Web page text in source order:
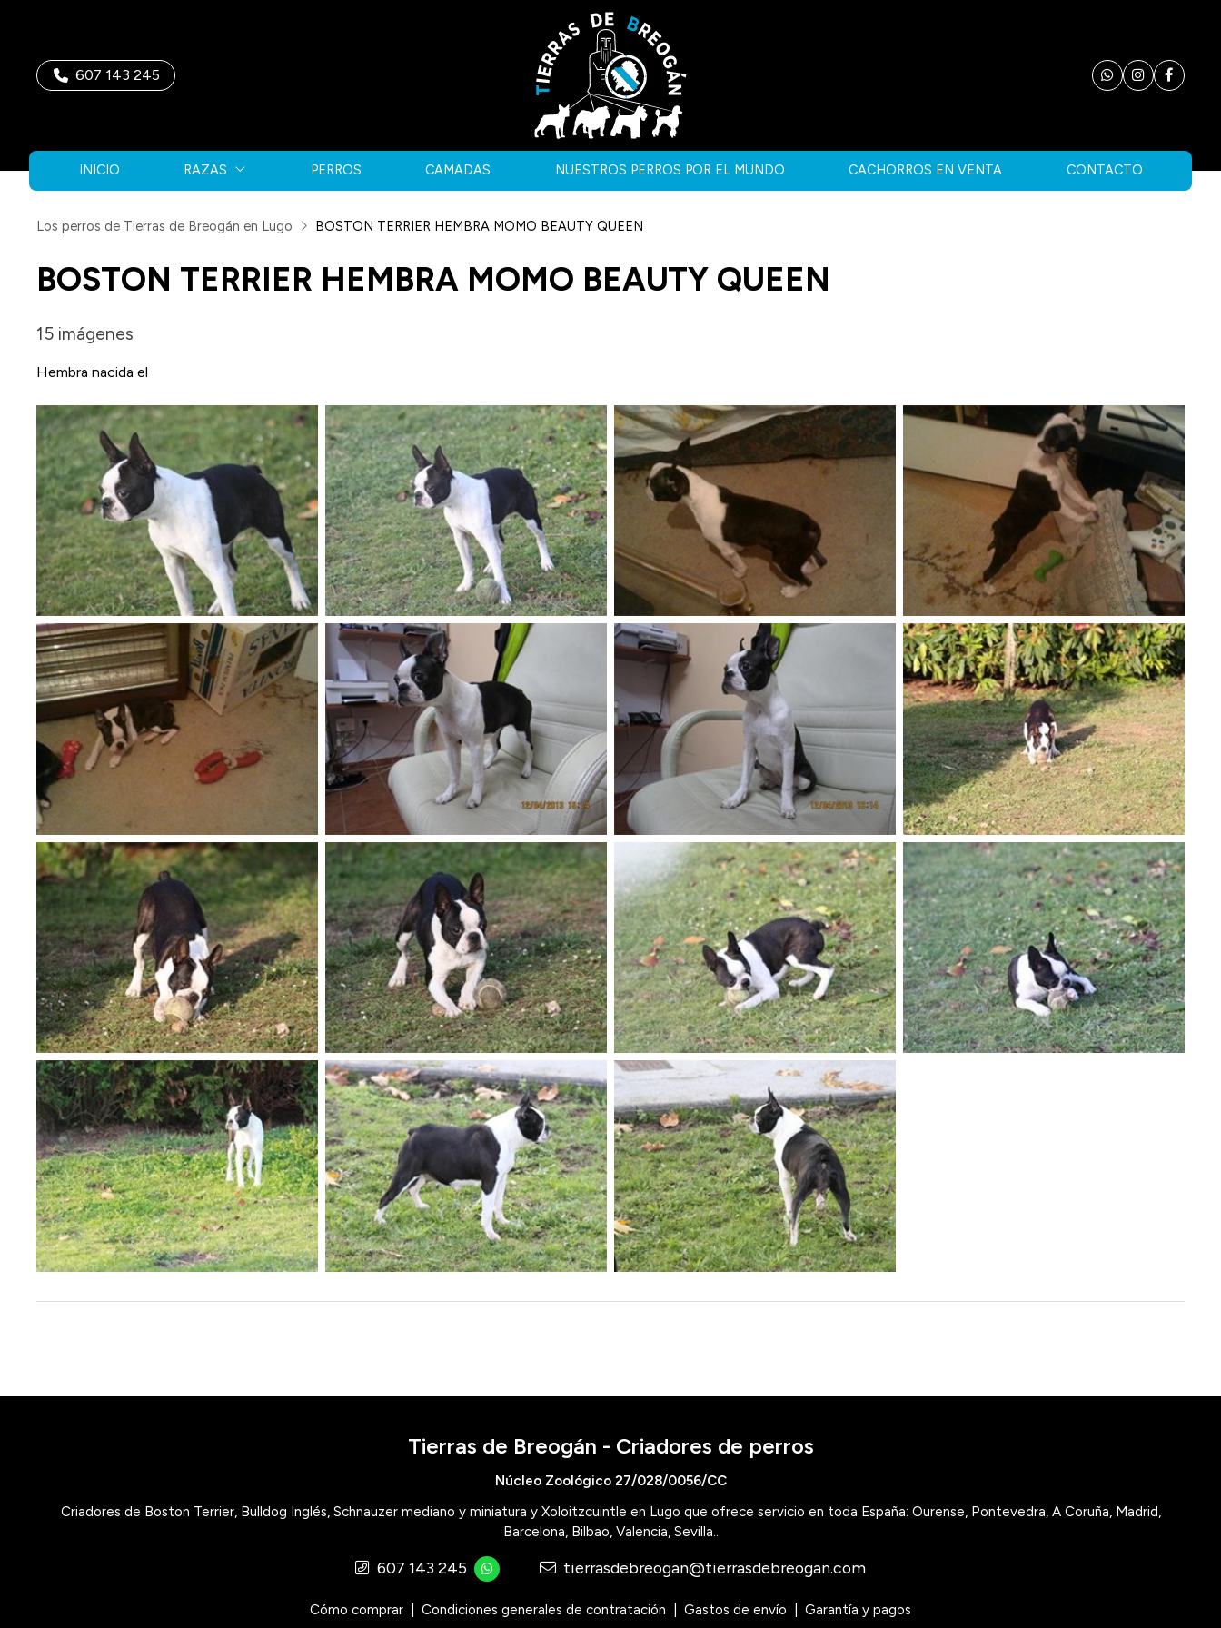
607 143 245
INICIO RAZAS PERROS CAMADAS NUESTROS PERROS POR EL MUNDO CACHORROS EN VENTA CONTACTO
Los perros de Tierras de Breogán en Lugo BOSTON TERRIER HEMBRA MOMO BEAUTY QUEEN
BOSTON TERRIER HEMBRA MOMO BEAUTY QUEEN
15 imágenes
Hembra nacida el
Tierras de Breogán - Criadores de perros
Núcleo Zoológico 27/028/0056/CC
Criadores de Boston Terrier, Bulldog Inglés, Schnauzer mediano y miniatura y Xoloitzcuintle en Lugo que ofrece servicio en toda España: Ourense, Pontevedra, A Coruña, Madrid,
Barcelona, Bilbao, Valencia, Sevilla..
607 143 245 tierrasdebreogan@tierrasdebreogan.com
Cómo comprar Condiciones generales de contratación Gastos de envío Garantía y pagos